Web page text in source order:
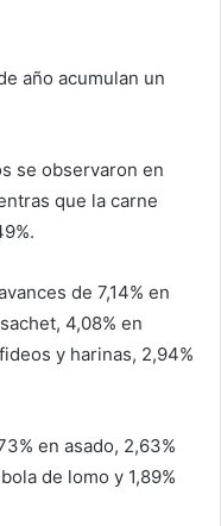
año acumulan un
se observaron en
que la carne
de 7,14% en
4,08% en
y harinas, 2,94%
en asado, 2,63%
de lomo y 1,89%